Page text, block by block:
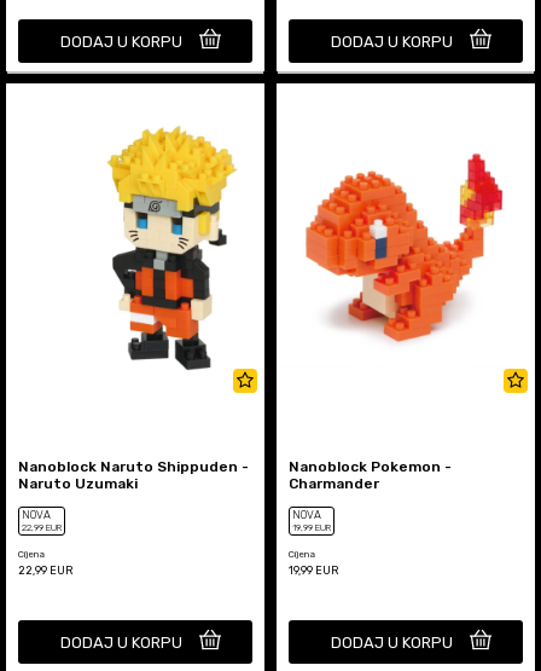
DODAJ U KORPU DODAJ U KORPU
Nanoblock Naruto Shippuden -
Naruto Uzumaki
NOVA
22,99 EUR
Cijena
22,99 EUR
DODAJ U KORPU
Nanoblock Pokemon -
Charmander
NOVA
19,99 EUR
Cijena
19,99 EUR
DODAJ U KORPU